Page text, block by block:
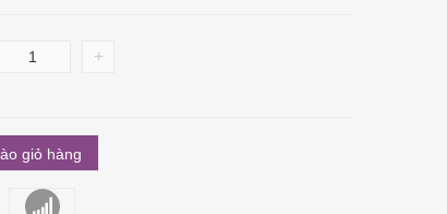
+
giỏ hàng